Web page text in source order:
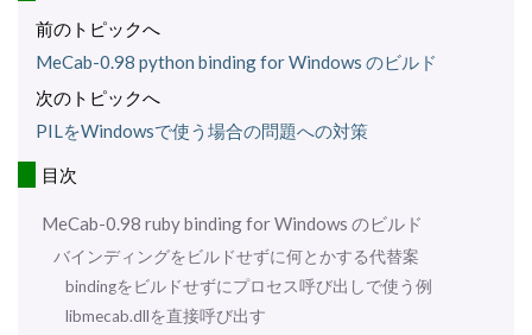
前のトピックへ
MeCab-0.98 python binding for Windows のビルド
次のトピックへ
PILをWindowsで使う場合の問題への対策
目次
MeCab-0.98 ruby binding for Windows のビルド
バインディングをビルドせずに何とかする代替案
bindingをビルドせずにプロセス呼び出しで使う例
libmecab.dllを直接呼び出す